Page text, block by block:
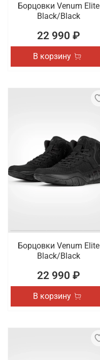
Борцовки Venum Elite
Black/Black
22 990 ₽
В корзину
Борцовки Venum Elite
Black/Black
22 990 ₽
В корзину